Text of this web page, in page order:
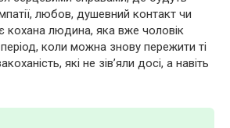
любов, душевний контакт чи
кохана людина, яка вже чоловік
коли можна знову пережити ті
які не зів’яли досі, а навіть